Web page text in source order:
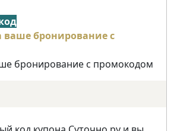
бронирование с промокодом